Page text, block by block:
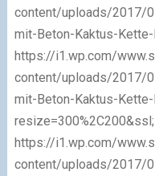
content/uploads/2017/
mit-Beton-Kaktus-
https://i1.wp.com/
content/uploads/2017/
mit-Beton-Kaktus-Kette-
https://i1.wp.com/
content/uploads/2017/